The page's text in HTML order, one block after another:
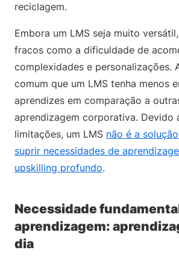
reciclagem.
Embora um LMS seja muito
fracos como a dificuldade de
complexidades e personalizações.
comum que um LMS tenha menos
aprendizes em comparação a
aprendizagem corporativa. Devido
limitações, um LMS não é a
suprir necessidades de
upskilling profundo.
Necessidade
aprendizagem:
dia